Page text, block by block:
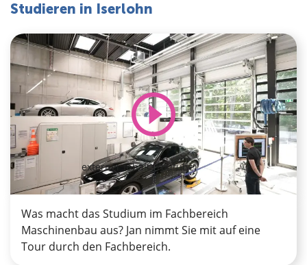
Studieren in Iserlohn
externer Inhalt (Youtube)
Was macht das Studium im Fachbereich
Maschinenbau aus? Jan nimmt Sie mit auf eine
Tour durch den Fachbereich.